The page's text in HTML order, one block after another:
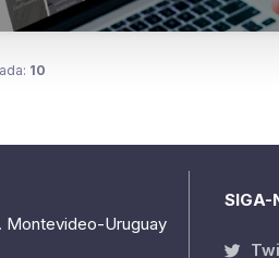
10
Montevideo-Uruguay
SIGA-